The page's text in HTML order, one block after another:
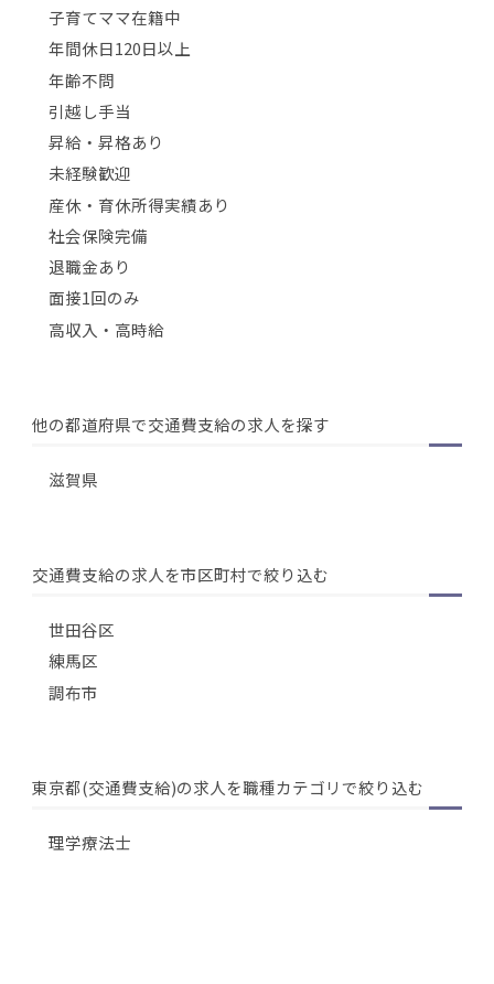
子育てママ在籍中
年間休日120日以上
年齢不問
引越し手当
昇給・昇格あり
未経験歓迎
産休・育休所得実績あり
社会保険完備
退職金あり
面接1回のみ
高収入・高時給
他の都道府県で交通費支給の求人を探す
滋賀県
交通費支給の求人を市区町村で絞り込む
世田谷区
練馬区
調布市
東京都(交通費支給)の求人を職種カテゴリで絞り込む
理学療法士